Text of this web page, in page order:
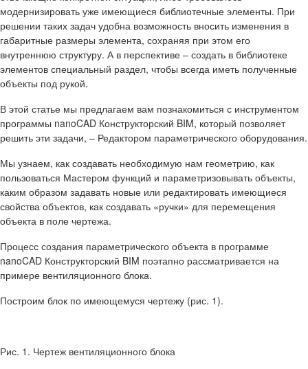
модернизировать уже имеющиеся библиотечные элементы. При
решении таких задач удобна возможность вносить изменения в
габаритные размеры элемента, сохраняя при этом его
внутреннюю структуру. А в перспективе – создать в библиотеке
элементов специальный раздел, чтобы всегда иметь полученные
объекты под рукой.
В этой статье мы предлагаем вам познакомиться с инструментом
программы nanoCAD Конструкторский BIM, который позволяет
решить эти задачи, – Редактором параметрического оборудования.
Мы узнаем, как создавать необходимую нам геометрию, как
пользоваться Мастером функций и параметризовывать объекты,
каким образом задавать новые или редактировать имеющиеся
свойства объектов, как создавать «ручки» для перемещения
объекта в поле чертежа.
Процесс создания параметрического объекта в программе
nanoCAD Конструкторский BIM поэтапно рассматривается на
примере вентиляционного блока.
Построим блок по имеющемуся чертежу (рис. 1).
Рис. 1. Чертеж вентиляционного блока